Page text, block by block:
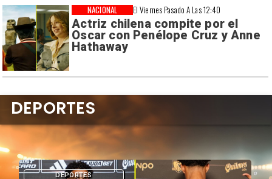
El Viernes Pasado A Las 12:40
Actriz chilena compite por el
Oscar con Penélope Cruz y Anne
Hathaway
NACIONAL
DEPORTES
DEPORTES